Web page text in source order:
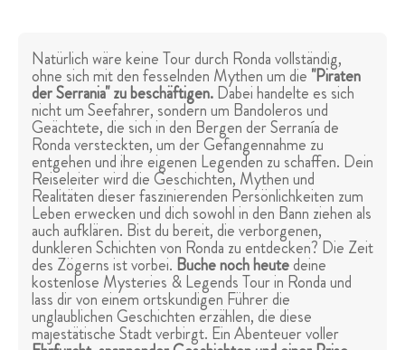
Natürlich wäre keine Tour durch Ronda vollständig,
ohne sich mit den fesselnden Mythen um die "Piraten
der Serrania" zu beschäftigen.Dabei handelte es sich
nicht um Seefahrer, sondern um Bandoleros und
Geächtete, die sich in den Bergen der Serranía de
Ronda versteckten, um der Gefangennahme zu
entgehen und ihre eigenen Legenden zu schaffen. Dein
Reiseleiter wird die Geschichten, Mythen und
Realitäten dieser faszinierenden Persönlichkeiten zum
Leben erwecken und dich sowohl in den Bann ziehen als
auch aufklären. Bist du bereit, die verborgenen,
dunkleren Schichten von Ronda zu entdecken? Die Zeit
des Zögerns ist vorbei. Buche noch heutedeine
kostenlose Mysteries & Legends Tour in Ronda und
lass dir von einem ortskundigen Führer die
unglaublichen Geschichten erzählen, die diese
majestätische Stadt verbirgt. Ein Abenteuer voller